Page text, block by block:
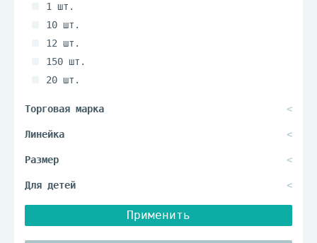
1 шт.
10 шт.
12 шт.
150 шт.
20 шт.
3 шт.
6 шт.
Применить